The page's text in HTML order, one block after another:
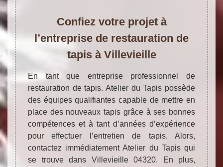
Confiez votre projet à
l’entreprise de restauration de
tapis à Villevieille
En tant que entreprise professionnel de
restauration de tapis. Atelier du Tapis possède
des équipes qualifiantes capable de mettre en
place des nouveaux tapis grâce à ses bonnes
compétences et à tant d’années d’expérience
pour effectuer l’entretien de tapis. Alors,
contactez immédiatement Atelier du Tapis qui
se trouve dans Villevieille 04320. En plus,